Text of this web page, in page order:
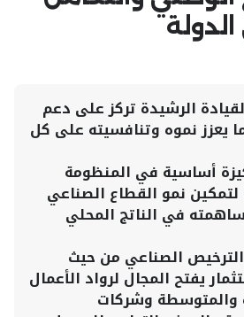
الرشيدة تركز على دعم
يعزز نموه وتنافسيته على كل
أساسية في المنظومة
لتمكين نمو القطاع الصناعي
في الناتج المحلي
الصناعي من حيث
يفتح المجال لرواد الأعمال
والمتوسطة وشركات